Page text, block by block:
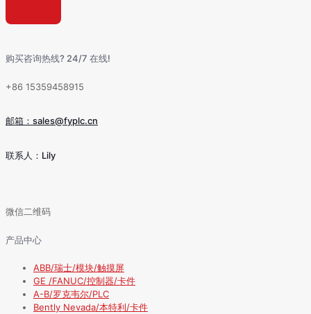
购买咨询热线? 24/7 在线!
+86 15359458915
邮箱：sales@fyplc.cn
联系人：Lily
微信二维码
产品中心
ABB/瑞士/模块/触摸屏
GE /FANUC/控制器/卡件
A-B/罗克韦尔/PLC
Bently Nevada/本特利/卡件